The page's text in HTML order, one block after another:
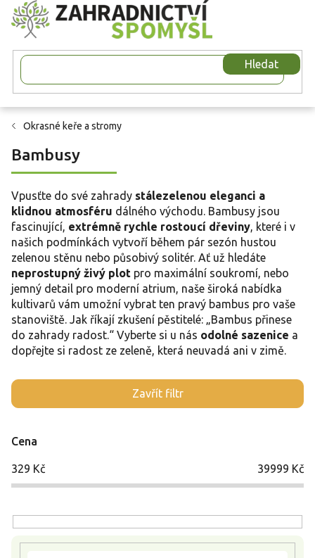
Přejít
na
obsah
Hledat
Okrasné keře a stromy
Bambusy
Vpusťte do své zahrady stálezelenou eleganci a
klidnou atmosféru dálného východu. Bambusy jsou
fascinující, extrémně rychle rostoucí dřeviny , které i v
našich podmínkách vytvoří během pár sezón hustou
zelenou stěnu nebo působivý solitér. Ať už hledáte
neprostupný živý plot pro maximální soukromí, nebo
jemný detail pro moderní atrium, naše široká nabídka
kultivarů vám umožní vybrat ten pravý bambus pro vaše
stanoviště. Jak říkají zkušení pěstitelé: „Bambus přinese
do zahrady radost.“ Vyberte si u nás odolné sazenice a
dopřejte si radost ze zeleně, která neuvadá ani v zimě.
Zavřít filtr
Cena
329 Kč 39999 Kč
V
ý
s
p
u